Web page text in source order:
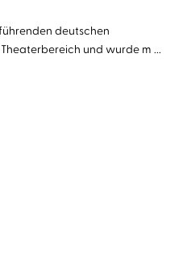
deutschen
und wurde m ...